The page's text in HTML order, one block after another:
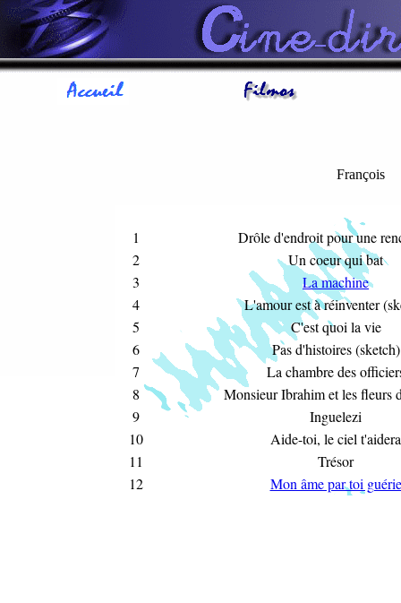
François
1
Drôle d'endroit pour une
2
Un coeur qui bat
3
La machine
4
L'amour est à réinventer
5
C'est quoi la vie
6
Pas d'histoires (sketch)
7
La chambre des
8
Monsieur Ibrahim et les fleurs
9
Inguelezi
10
Aide-toi, le ciel t'aidera
11
Trésor
12
Mon âme par toi guérie